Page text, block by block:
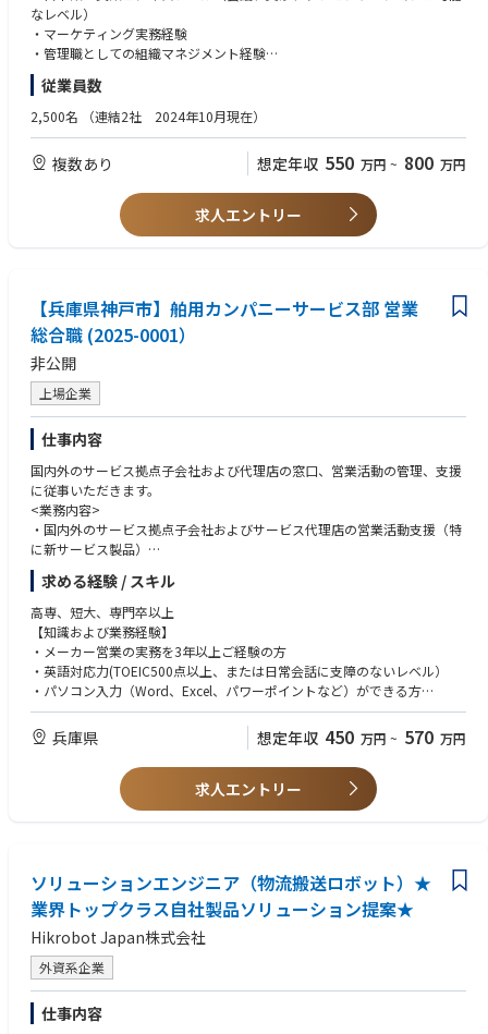
販売代理店および主要顧客との関係構築
新規顧客開拓および市場拡大
マーケティング施策の企画・推進
3．財務・管理業務
損益管理（P/L管理）
予算管理およびキャッシュフロー管理
財務諸表の分析および経営判断への活用
4．組織マネジメント
■魅力
サラヤは、衛生・健康分野を基盤としながら、消毒剤にとどまらず、医療
機器、ICT、健康食品、食品加工など新たな領域へも積極的に事業を拡大
しています。
現在、世界44拠点にグループ会社を展開し、海外事業本部では約12か国の
多国籍メンバーと協働しながら、多様な文化・市場に触れ、グローバルに
成長できる環境があります。
世界各地で人々の暮らしや医療現場を支える高品質製品に携わりながら、
BtoB・BtoC双方の事業を通じて、幅広い実務経験と国際的な視野を身に
つけることができる職場です
なレベル）
・マーケティング実務経験
・管理職としての組織マネジメント経験
・財務・会計に関する基礎知識、P/L管理経験
・海外勤務が可能な方
・基本的なエクセル、PPT、Word操作等
【尚可】
・海外駐在または海外勤務経験
・ASEAN地域でのビジネス経験
・現地法人責任者または事業責任者経験
【人物面】
・自ら課題を発見し、解決まで推進できる方・異文化環境に柔軟に適応で
きる方
・高いリーダーシップと実行力を有する方・数字に基づく経営判断ができ
る方
・成長志向を持ち、新規事業や市場開拓に挑戦できる方
従業員数
2,500名 （連結2社 2024年10月現在）
複数あり 想定年収 550 万円 ~ 800 万円
求人エントリー
【兵庫県神戸市】舶用カンパニーサービス部 営業
総合職 (2025-0001）
非公開
上場企業
仕事内容
国内外のサービス拠点子会社および代理店の窓口、営業活動の管理、支援
に従事いただきます。
<業務内容>
・国内外のサービス拠点子会社およびサービス代理店の営業活動支援（特
に新サービス製品）
・部品販売・修理およびメンテナンス工事販売に関連する顧客営業窓口担
当
・お客様からの技術問い合わせ受入担当
（社内技術担当部署への技術相談、検討結果の客先へのフィードバック）
・不適合情報(クレーム）の処理および、再発防止
・顧客仕様、納期を把握し、価格設定および納期管理
・売掛金の請求、回収および回収スケジュール管理
■募集部門のミッション
MRO（Maintenannce,Repair and Overhaul）ビジネスの統括ヘッドクォー
ターとしてワールドワイドなサービスネットワークを基盤に圧倒的なエン
ジニア力で高品質なサービスを全世界のお客さまへ提供する
①あらゆる行動において倫理観を持ち、安全かつ遵法を最優先する
を基盤に更なる顧客サポート力の向上を目指し
事業拡充を継続的に推進する
■仕事のやりがい・魅力
・営業担当として関係会社を巻き込みながら、お客さまの要望に応え、顧
客満足を達成できる
・お客さまから、直接「ありがとう」などの感謝のお言葉をいただけるこ
ともあり、社会・企業貢献の実感ができる
求める経験 / スキル
高専、短大、専門卒以上
【知識および業務経験】
・メーカー営業の実務を3年以上ご経験の方
・英語対応力(TOEIC500点以上、または日常会話に支障のないレベル）
・パソコン入力（Word、Excel、パワーポイントなど）ができる方
・舶用業界でのご経験がある方
・Salesforce利用ご経験のある方
兵庫県 想定年収 450 万円 ~ 570 万円
求人エントリー
ソリューションエンジニア（物流搬送ロボット）★
業界トップクラス自社製品ソリューション提案★
Hikrobot Japan株式会社
外資系企業
仕事内容